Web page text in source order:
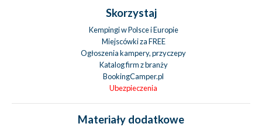
Skorzystaj
Kempingi w Polsce i Europie
Miejscówki za FREE
Ogłoszenia kampery, przyczepy
Katalog firm z branży
BookingCamper.pl
Ubezpieczenia
Materiały dodatkowe